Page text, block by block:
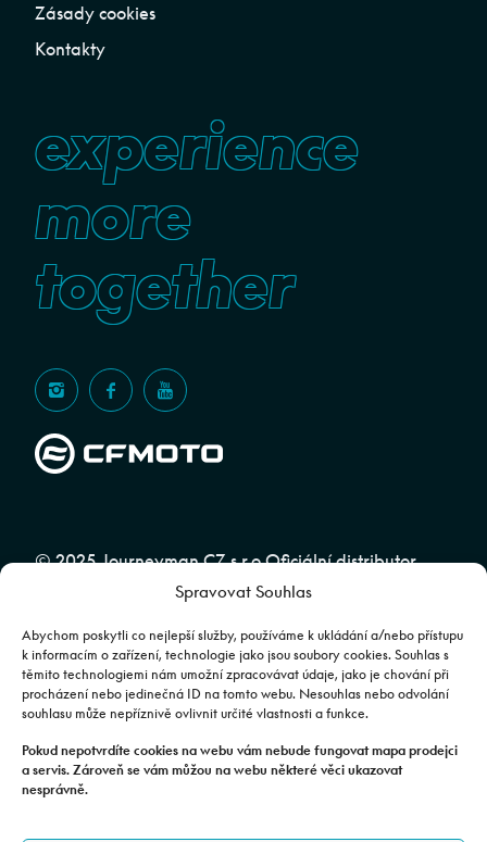
Spravovat Souhlas
Abychom poskytli co nejlepší služby, používáme k ukládání a/nebo přístupu
k informacím o zařízení, technologie jako jsou soubory cookies. Souhlas s
těmito technologiemi nám umožní zpracovávat údaje, jako je chování při
procházení nebo jedinečná ID na tomto webu. Nesouhlas nebo odvolání
souhlasu může nepříznivě ovlivnit určité vlastnosti a funkce.
Pokud nepotvrdíte cookies na webu vám nebude fungovat mapa prodejci
a servis. Zároveň se vám můžou na webu některé věci ukazovat
nesprávně.
Zásady cookies
Kontakty
experience
more
together
© 2025 Journeyman CZ s.r.o Oficiální distributor
značky CFMOTO pro ČR a SR | Web spravuje
Team
Fotografie mají pouze ilustrativní charakter. Výbava, barevné
kombinace apod. se mohou lišit. Pro upřesnění kontaktujte svého
prodejce. | Veškeré zobrazené informace mají pouze informativní
charakter a nejsou nabídkou ve smyslu ustanovení §1732 odst. 2
zákona č. 89/2012 Sb., občanského zákoníku.